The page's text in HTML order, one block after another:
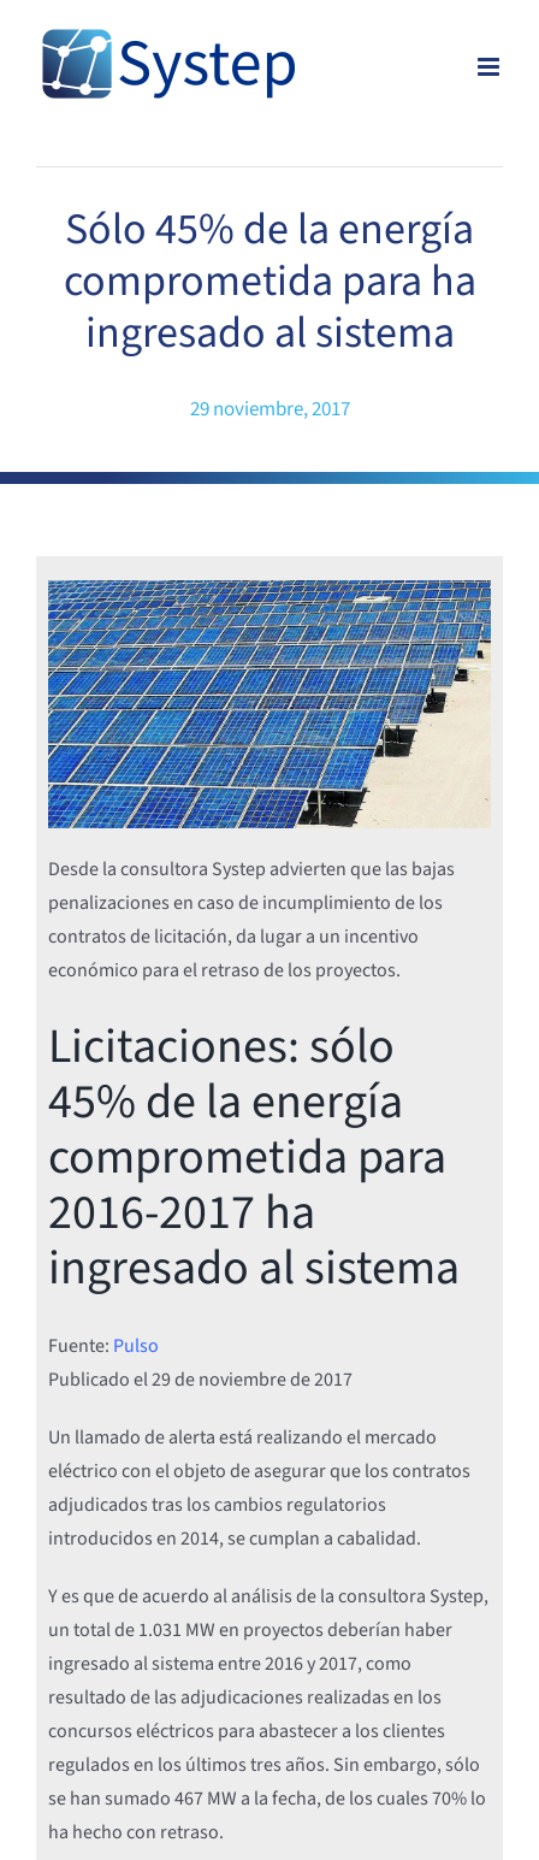
content
Sólo 45% de la energía
comprometida para ha
ingresado al sistema
29 noviembre, 2017
Desde la consultora Systep advierten que las bajas
penalizaciones en caso de incumplimiento de los
contratos de licitación, da lugar a un incentivo
económico para el retraso de los proyectos.
Licitaciones: sólo
45% de la energía
comprometida para
2016-2017 ha
ingresado al sistema
Fuente: Pulso
Publicado el29 de noviembre de 2017
Un llamado de alerta está realizando el mercado
eléctrico con el objeto de asegurar que los contratos
adjudicados tras los cambios regulatorios
introducidos en 2014, se cumplan a cabalidad.
Y es que de acuerdo al análisis de la consultora Systep,
un total de 1.031 MW en proyectos deberían haber
ingresado al sistema entre 2016 y 2017, como
resultado de las adjudicaciones realizadas en los
concursos eléctricos para abastecer a los clientes
regulados en los últimos tres años. Sin embargo, sólo
se han sumado 467 MW a la fecha, de los cuales 70% lo
ha hecho con retraso.